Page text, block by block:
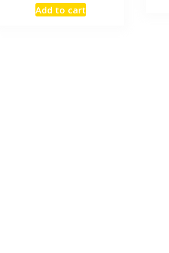
Add to cart